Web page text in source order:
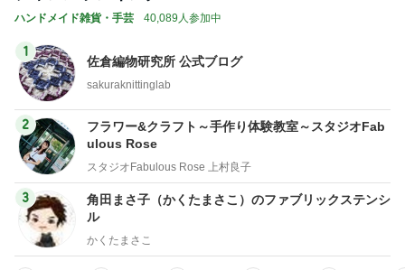
ハンドメイド雑貨・手芸 40,089人参加中
1
佐倉編物研究所 公式ブログ
sakuraknittinglab
2
フラワー&クラフト～手作り体験教室～スタジオFab
ulous Rose
スタジオFabulous Rose 上村良子
3
角田まさ子（かくたまさこ）のファブリックステンシ
ル
かくたまさこ